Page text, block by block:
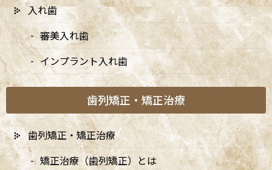
メッセージ
杉並区阿佐ヶ谷の歯医者「阿佐ヶ谷ことぶき歯科・矯正歯
科」歯科医師の、八尾 翔太（やお しょうた）です。予防
は、口腔内の健康を守るだけでなく、全身の健康にも大き
な影響を与える重要な取り組みです。
定期的な予防ケアを行うことで、将来的な歯の喪失を防ぎ、
健康寿命を延ばすことができます。日本と欧米の予防意識の
違いや、8020運動の成果、80歳時点での残存歯数の違いを
踏まえると、予防の重要性はますます高まるでしょう。予防
入れ歯
審美入れ歯
インプラント入れ歯
歯列矯正・矯正治療
歯列矯正・矯正治療
矯正治療（歯列矯正）とは